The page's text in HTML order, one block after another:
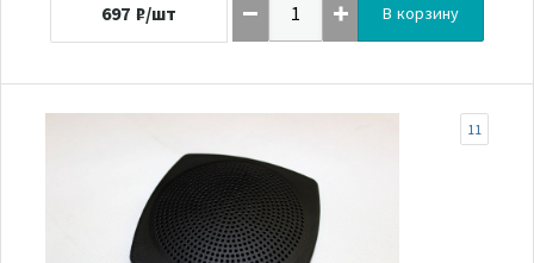
697 ₽/шт В корзину
11